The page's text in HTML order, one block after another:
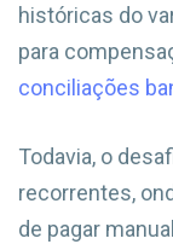
históricas do
para
conciliações
Todavia, o
recorrentes,
de pagar